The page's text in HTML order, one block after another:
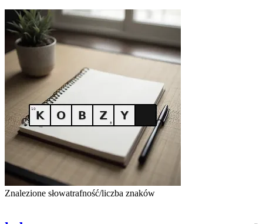
Znalezione słowatrafność/liczba znaków